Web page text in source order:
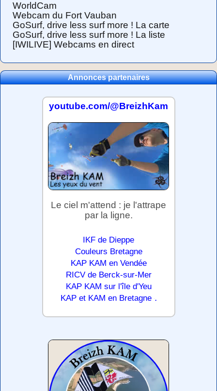
WorldCam
Webcam du Fort Vauban
GoSurf, drive less surf more ! La carte
GoSurf, drive less surf more ! La liste
[IWILIVE] Webcams en direct
Annonces partenaires
youtube.com/@BreizhKam
Le ciel m'attend : je l'attrape
par la ligne.
IKF de Dieppe
Couleurs Bretagne
KAP KAM en Vendée
RICV de Berck-sur-Mer
KAP KAM sur l'île d'Yeu
KAP et KAM en Bretagne .